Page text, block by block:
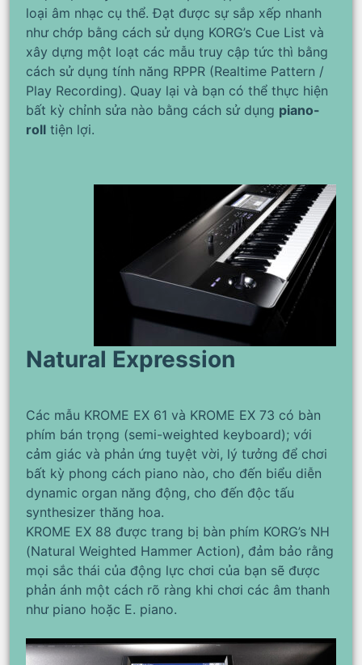
loại âm nhạc cụ thể. Đạt được sự sắp xếp nhanh
như chớp bằng cách sử dụng KORG’s Cue List và
xây dựng một loạt các mẫu truy cập tức thì bằng
cách sử dụng tính năng RPPR (Realtime Pattern /
Play Recording). Quay lại và bạn có thể thực hiện
bất kỳ chỉnh sửa nào bằng cách sử dụng piano-
roll tiện lợi.
Natural Expression
Các mẫu KROME EX 61 và KROME EX 73 có bàn
phím bán trọng (semi-weighted keyboard); với
cảm giác và phản ứng tuyệt vời, lý tưởng để chơi
bất kỳ phong cách piano nào, cho đến biểu diễn
dynamic organ năng động, cho đến độc tấu
synthesizer thăng hoa.
KROME EX 88 được trang bị bàn phím KORG’s NH
(Natural Weighted Hammer Action), đảm bảo rằng
mọi sắc thái của động lực chơi của bạn sẽ được
phản ánh một cách rõ ràng khi chơi các âm thanh
như piano hoặc E. piano.